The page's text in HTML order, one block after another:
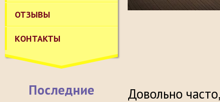
ОТЗЫВЫ
КОНТАКТЫ
Последние
Довольно